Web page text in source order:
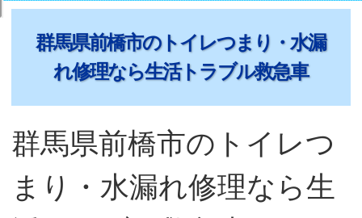
群馬県前橋市のトイレつまり・水漏
れ修理なら生活トラブル救急車
群馬県前橋市のトイレつ
まり・水漏れ修理なら生